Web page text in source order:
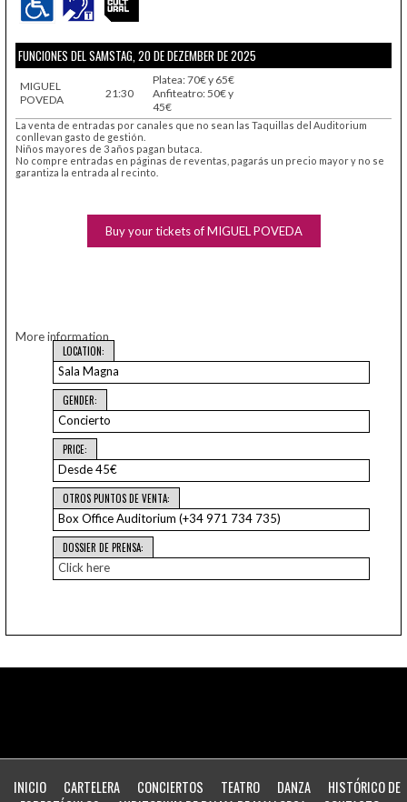
FUNCIONES DEL SAMSTAG, 20 DE DEZEMBER DE 2025
MIGUEL
POVEDA
21:30
Platea: 70€ y 65€
Anfiteatro: 50€ y
45€
La venta de entradas por canales que no sean las Taquillas del Auditorium
conllevan gasto de gestión.
Niños mayores de 3 años pagan butaca.
No compre entradas en páginas de reventas, pagarás un precio mayor y no se
garantiza la entrada al recinto.
Buy your tickets of MIGUEL POVEDA
More information
LOCATION:
Sala Magna
GENDER:
Concierto
PRICE:
Desde 45€
OTROS PUNTOS DE VENTA:
Box Office Auditorium (+34 971 734 735)
DOSSIER DE PRENSA:
Click here
INICIO CARTELERA CONCIERTOS TEATRO DANZA
HISTÓRICO DE